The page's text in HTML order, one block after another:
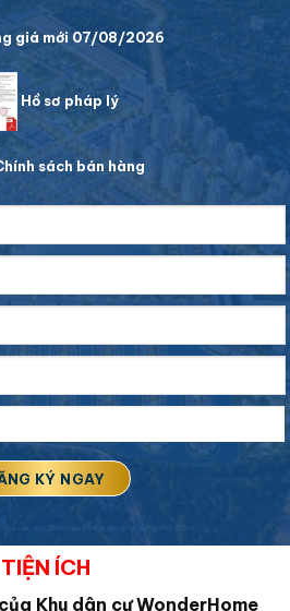
giá mới 07/08/2026
Hồ sơ pháp lý
sách bán hàng
TIỆN ÍCH
Khu dân cưWonderHome